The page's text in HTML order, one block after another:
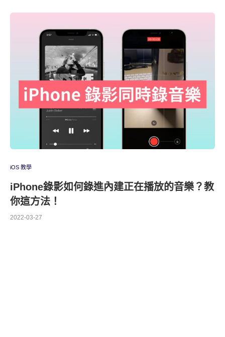
iOS 教學
iPhone錄影如何錄進內建正在播放的音樂？教
你這方法！
2022-03-27